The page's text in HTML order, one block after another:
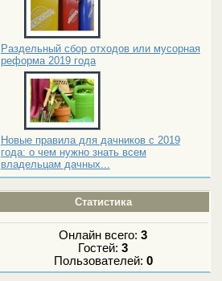
Раздельный сбор отходов или мусорная
реформа 2019 года
Новые правила для дачников с 2019
года: о чем нужно знать всем
владельцам дачных...
Статистика
Онлайн всего:3
Гостей:3
Пользователей: 0